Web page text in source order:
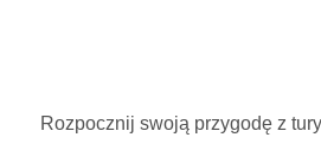
Rozpocznij swoją przygodę z